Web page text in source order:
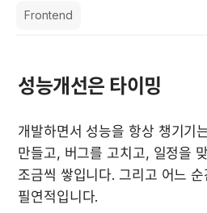
Frontend
성능개선은 타이밍
개발하면서 성능을 항상 챙기기
만들고, 버그를 고치고, 일정을
조금씩 쌓입니다. 그리고 어느
필연적입니다.